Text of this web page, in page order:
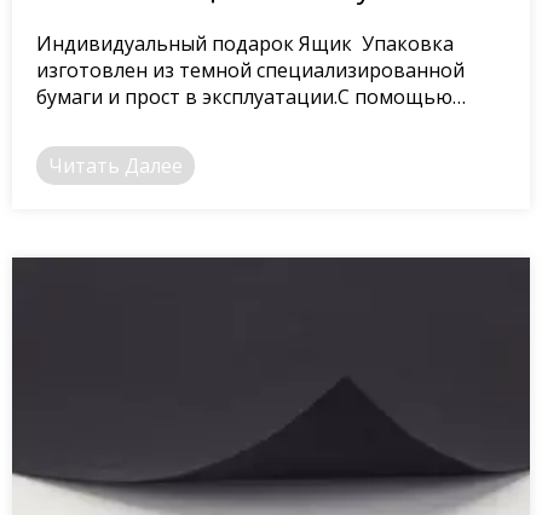
Индивидуальный подарок Ящик Упаковка
изготовлен из темной специализированной
бумаги и прост в эксплуатации.С помощью
подарок Ящик.
Читать Далее